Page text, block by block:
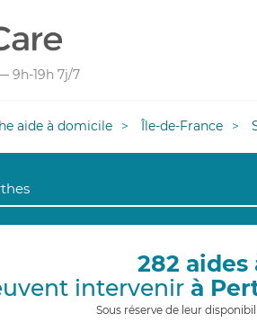
9h-19h 7j/7
aide à domicile Île-de-France
282
intervenir à
Sous réserve de leur